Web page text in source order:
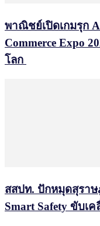
พาณิชย์เปิดเกมรุก
Commerce Expo
โลก
สสปท. ปักหมุดสุราษ
Smart Safety ขับเ